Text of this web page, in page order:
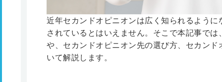
近年セカンドオピニオンは広く知られるよう
されているとはいえません。そこで本記事で
や、セカンドオピニオン先の選び方、セカン
いて解説します。